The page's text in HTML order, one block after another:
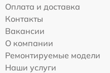
Оплата и доставка
Контакты
Вакансии
О компании
Ремонтируемые модели
Наши услуги